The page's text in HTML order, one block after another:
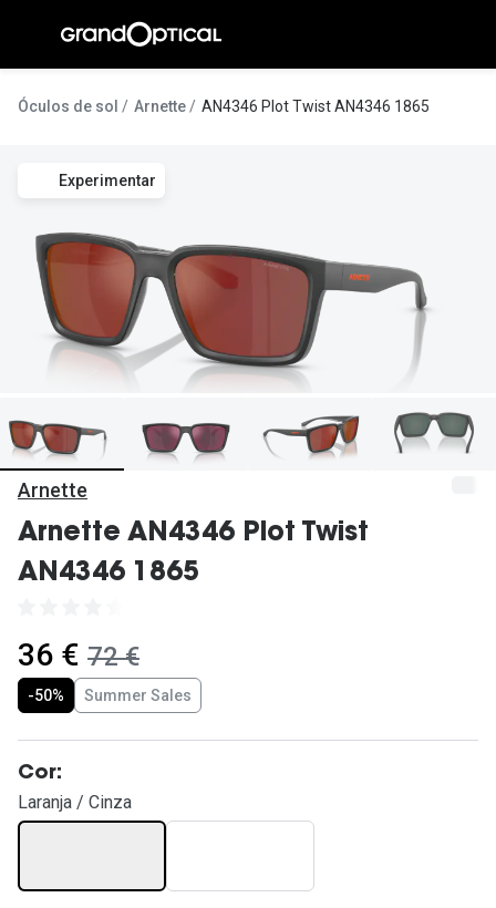
conteúdo
A
Pedro
Marta
Luís
Ayres
Inês
Óculos de sol Arnette AN4346 Plot Twist AN4346 1865
Experimentar
Arnette
Arnette AN4346 Plot Twist
AN4346 1865
agora:
36 € era:
72 €
-50% Summer Sales
Cor:
Laranja / Cinza